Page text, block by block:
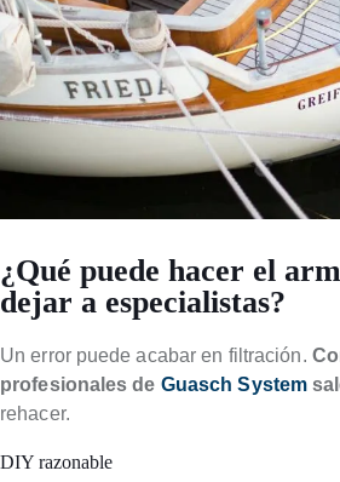
¿Qué puede hacer el
dejar a especialistas?
Un error puede acabar en filtración.
profesionales de Guasch System
rehacer.
DIY razonable